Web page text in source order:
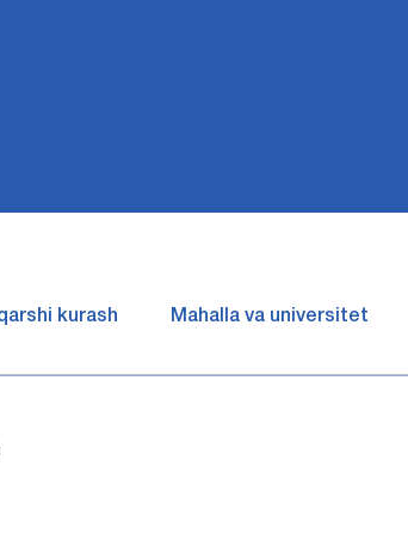
kurash Mahalla va universitet